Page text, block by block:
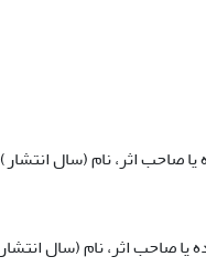
یا صاحب اثر، نام (سال
یا صاحب اثر، نام (سال